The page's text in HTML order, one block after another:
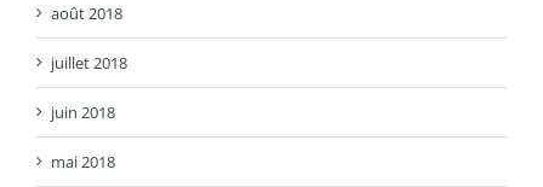
août 2018
juillet 2018
juin 2018
mai 2018